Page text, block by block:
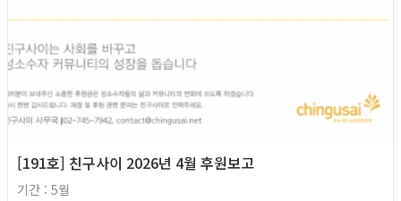
[191호] 친구사이 2026년 4월 후원보고
기간 : 5월